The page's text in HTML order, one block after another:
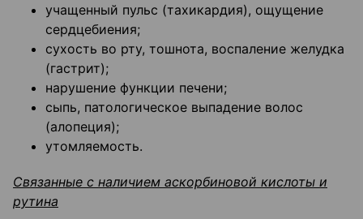
учащенный пульс (тахикардия), ощущение
сердцебиения;
сухость во рту, тошнота, воспаление желудка
(гастрит);
нарушение функции печени;
сыпь, патологическое выпадение волос
(алопеция);
утомляемость.
Связанные с наличием аскорбиновой кислоты и
рутина